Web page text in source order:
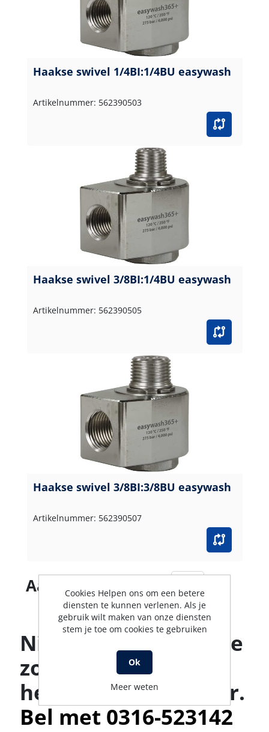
Haakse swivel 1/4BI:1/4BU easywash
Artikelnummer: 562390503
Haakse swivel 3/8BI:1/4BU easywash
Artikelnummer: 562390505
Haakse swivel 3/8BI:3/8BU easywash
Artikelnummer: 562390507
Aantal producten
Niet gevonden wat je
zoekt? Ons team
helpt je graag verder.
Bel met 0316-523142
Cookies Helpen ons om een betere
diensten te kunnen verlenen. Als je
gebruik wilt maken van onze diensten
stem je toe om cookies te gebruiken
Ok
Meer weten